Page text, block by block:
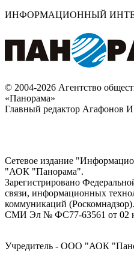
ИНФОРМАЦИОННЫЙ
© 2004-2026 Агентство
«Панорама»
Главный редактор Агафонов
Сетевое издание
"АОК "Панорама".
Зарегистрировано
связи, информационных
коммуникаций
СМИ Эл № ФС77-63561 от 02
Учредитель - ООО "АОК